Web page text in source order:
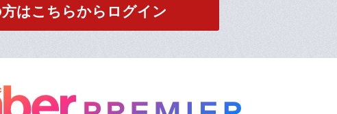
はこちらからログイン